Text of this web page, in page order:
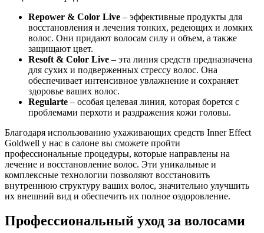
Repower & Color Live – эффективные продукты для
восстановления и лечения тонких, редеющих и ломких
волос. Они придают волосам силу и объем, а также
защищают цвет.
Resoft & Color Live – эта линия средств предназначена
для сухих и подверженных стрессу волос. Она
обеспечивает интенсивное увлажнение и сохраняет
здоровье ваших волос.
Regularte – особая целевая линия, которая борется с
проблемами перхоти и раздражения кожи головы.
Благодаря использованию ухаживающих средств Inner Effect
Goldwell у нас в салоне вы сможете пройти
профессиональные процедуры, которые направлены на
лечение и восстановление волос. Эти уникальные и
комплексные технологии позволяют восстановить
внутреннюю структуру ваших волос, значительно улучшить
их внешний вид и обеспечить их полное оздоровление.
Профессиональный уход за волосами